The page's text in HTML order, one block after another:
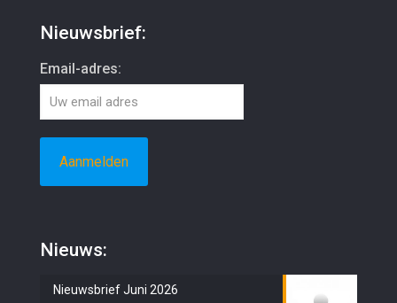
Nieuwsbrief:
Email-adres:
Nieuws:
Nieuwsbrief Juni 2026